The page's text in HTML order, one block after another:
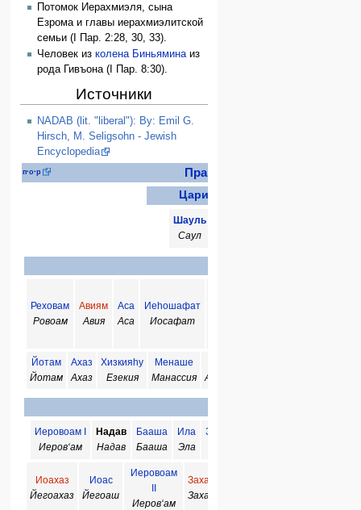
Потомок Иерахмиэля, сына
Езрома и главы иерахмиэлитской
семьи (I Пар. 2:28, 30, 33).
Человек из колена Биньяминаиз
рода Гивъона (I Пар. 8:30).
Источники
NADAB (lit. "liberal"): By: Emil G.
Hirsch, M. Seligsohn - Jewish
Encyclopedia
п·о·р Правители Древнего
Цари объединённого царства
Шауль
Саул
Реховам
Ровоам
Авиям
Авия
Аса
Аса
Иеhошафат
Иосафат
Йотам
Йотам
Ахаз
Ахаз
Хизкияhу
Езекия
Менаше
Манассия
Аммон
Иеровоам I
Иеров‘ам
Надав
Надав
Бааша
Бааша
Ила
Эла
Замврий
Иоахаз
Йегоахаз
Иоас
Йегоаш
Иеровоам
II
Иеров‘ам
Захария
Захариа